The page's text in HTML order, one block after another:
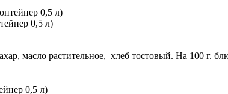
0,5 л)
масло растительное, хлеб тостовый. На 100 г.